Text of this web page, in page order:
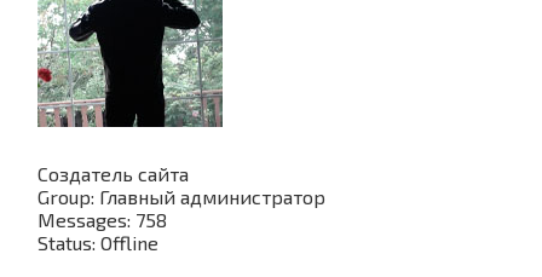
Создатель сайта
Group: Главный администратор
Messages: 758
Status: Offline